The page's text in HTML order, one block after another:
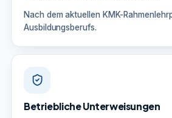
Nach dem aktuellen KMK-
Ausbildungsberufs.
Betriebliche Unterweisungen